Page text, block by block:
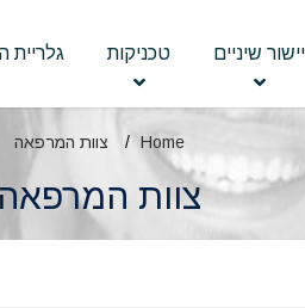
יישור שיניים טכניקות גלריית
Home צוות המרפאה
צוות המרפאה